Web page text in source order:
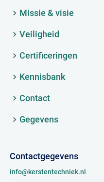
Missie & visie
Veiligheid
Certificeringen
Kennisbank
Contact
Gegevens
Contactgegevens
info@kerstentechniek.nl